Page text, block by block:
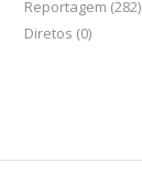
Reportagem (282)
Diretos (0)